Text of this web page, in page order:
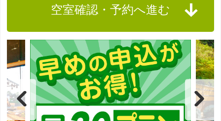
空室確認・予約へ進む